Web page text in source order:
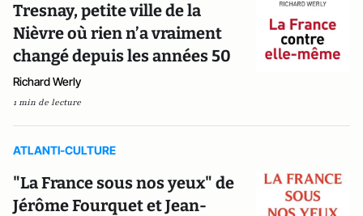
Tresnay, petite ville de la
Nièvre où rien n’a vraiment
changé depuis les années 50
Richard Werly
1 min de lecture
ATLANTI-CULTURE
"La France sous nos yeux" de
Jérôme Fourquet et Jean-